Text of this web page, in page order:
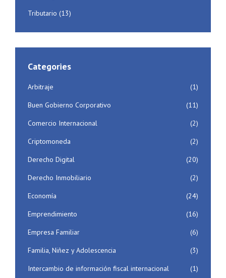
Tributario (13)
Categories
Arbitraje
(1)
Buen Gobierno Corporativo
(11)
Comercio Internacional
(2)
Criptomoneda
(2)
Derecho Digital
(20)
Derecho Inmobiliario
(2)
Economía
(24)
Emprendimiento
(16)
Empresa Familiar
(6)
Familia, Niñez y Adolescencia
(3)
Intercambio de información fiscal internacional
(1)